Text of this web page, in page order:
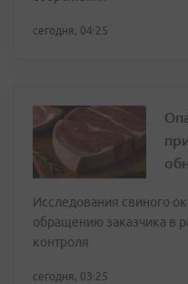
сегодня, 04:25
Исследования свиного
обращению заказчика в
контроля
сегодня, 03:25